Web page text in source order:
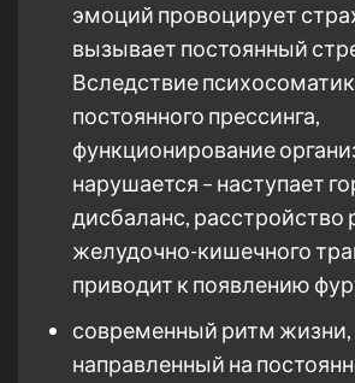
эмоций провоцирует
вызывает постоянный
Вследствие
постоянного прессинга,
функционирование
нарушается – наступает
дисбаланс, расстройство
желудочно-кишечного
приводит к появлению
современный ритм жизни,
направленный на